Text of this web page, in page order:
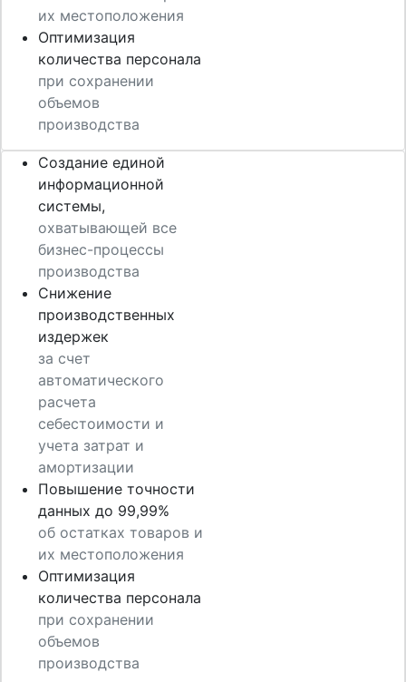
их местоположения
Оптимизация
количества персонала
при сохранении
объемов
производства
Создание единой
информационной
системы,
охватывающей все
бизнес-процессы
производства
Снижение
производственных
издержек
за счет
автоматического
расчета
себестоимости и
учета затрат и
амортизации
Повышение точности
данных до 99,99%
об остатках товаров и
их местоположения
Оптимизация
количества персонала
при сохранении
объемов
производства